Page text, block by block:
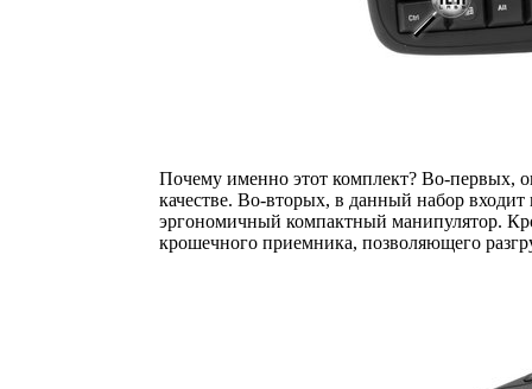
Почему именно этот комплект? Во-первых,
качестве. Во-вторых, в данный набор
эргономичный компактный манипулятор.
крошечного приемника, позволяющего